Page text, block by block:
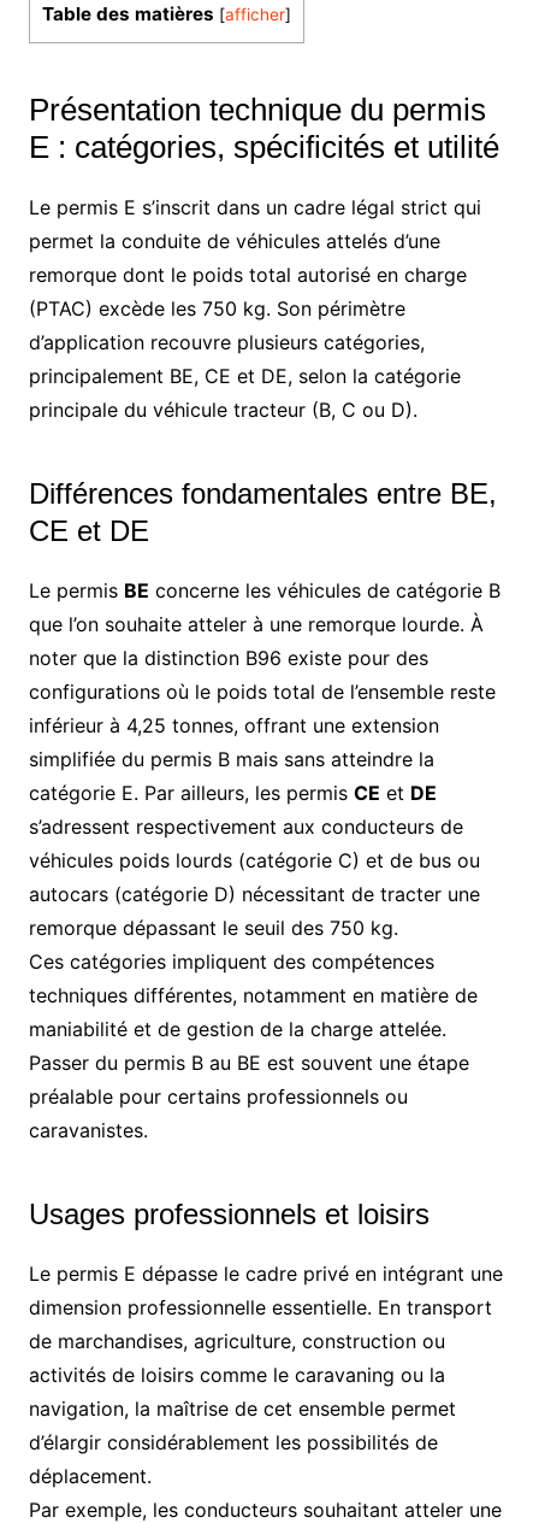
Table des matières [afficher]
Présentation technique du permis
E : catégories, spécificités et utilité
Le permis E s’inscrit dans un cadre légal strict qui
permet la conduite de véhicules attelés d’une
remorque dont le poids total autorisé en charge
(PTAC) excède les 750 kg. Son périmètre
d’application recouvre plusieurs catégories,
principalement BE, CE et DE, selon la catégorie
principale du véhicule tracteur (B, C ou D).
Différences fondamentales entre BE,
CE et DE
Le permis BE concerne les véhicules de catégorie B
que l’on souhaite atteler à une remorque lourde. À
noter que la distinction B96 existe pour des
configurations où le poids total de l’ensemble reste
inférieur à 4,25 tonnes, offrant une extension
simplifiée du permis B mais sans atteindre la
catégorie E. Par ailleurs, les permis CE et DE
s’adressent respectivement aux conducteurs de
véhicules poids lourds (catégorie C) et de bus ou
autocars (catégorie D) nécessitant de tracter une
remorque dépassant le seuil des 750 kg.
Ces catégories impliquent des compétences
techniques différentes, notamment en matière de
maniabilité et de gestion de la charge attelée.
Passer du permis B au BE est souvent une étape
préalable pour certains professionnels ou
caravanistes.
Usages professionnels et loisirs
Le permis E dépasse le cadre privé en intégrant une
dimension professionnelle essentielle. En transport
de marchandises, agriculture, construction ou
activités de loisirs comme le caravaning ou la
navigation, la maîtrise de cet ensemble permet
d’élargir considérablement les possibilités de
déplacement.
Par exemple, les conducteurs souhaitant atteler une